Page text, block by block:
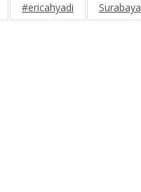
#ericahyadi Surabaya